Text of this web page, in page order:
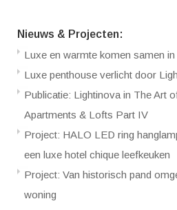
Nieuws & Projecten:
Luxe en warmte komen samen
Luxe penthouse verlicht door
Publicatie: Lightinova in The Art
Apartments & Lofts Part IV
Project: HALO LED ring
een luxe hotel chique leefkeuken
Project: Van historisch pand
woning